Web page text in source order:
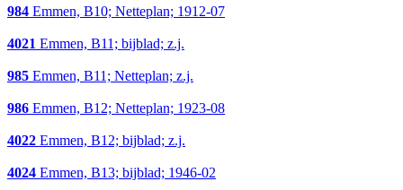
984 Emmen, B10; Netteplan; 1912-07
4021 Emmen, B11; bijblad; z.j.
985 Emmen, B11; Netteplan; z.j.
986 Emmen, B12; Netteplan; 1923-08
4022 Emmen, B12; bijblad; z.j.
4024 Emmen, B13; bijblad; 1946-02